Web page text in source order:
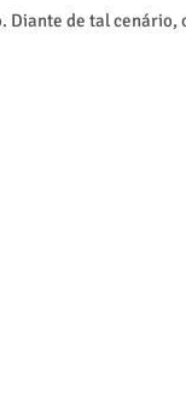
Diante de tal